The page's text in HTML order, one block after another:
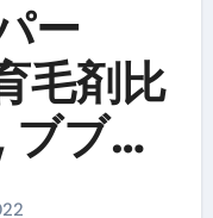
ー
毛剤比
ブブ
ップ、